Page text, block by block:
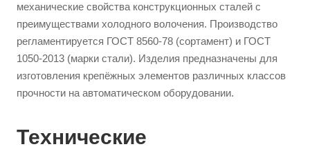
механические свойства конструкционных сталей с
преимуществами холодного волочения. Производство
регламентируется ГОСТ 8560-78 (сортамент) и ГОСТ
1050-2013 (марки стали). Изделия предназначены для
изготовления крепёжных элементов различных классов
прочности на автоматическом оборудовании.
Технические